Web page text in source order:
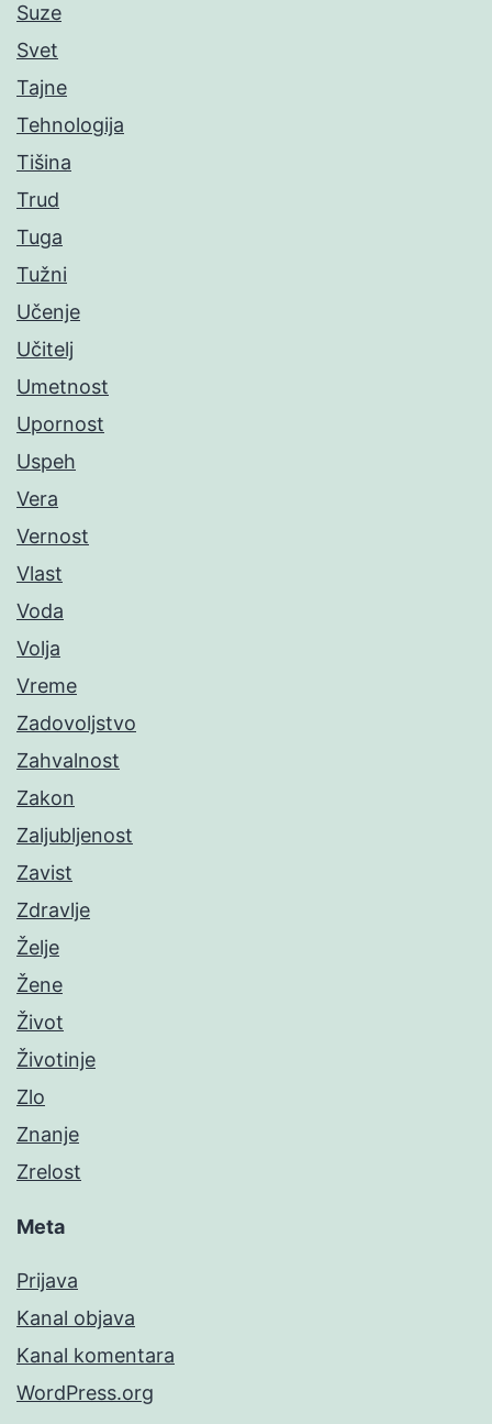
Suze
Svet
Tajne
Tehnologija
Tišina
Trud
Tuga
Tužni
Učenje
Učitelj
Umetnost
Upornost
Uspeh
Vera
Vernost
Vlast
Voda
Volja
Vreme
Zadovoljstvo
Zahvalnost
Zakon
Zaljubljenost
Zavist
Zdravlje
Želje
Žene
Život
Životinje
Zlo
Znanje
Zrelost
Meta
Prijava
Kanal objava
Kanal komentara
WordPress.org